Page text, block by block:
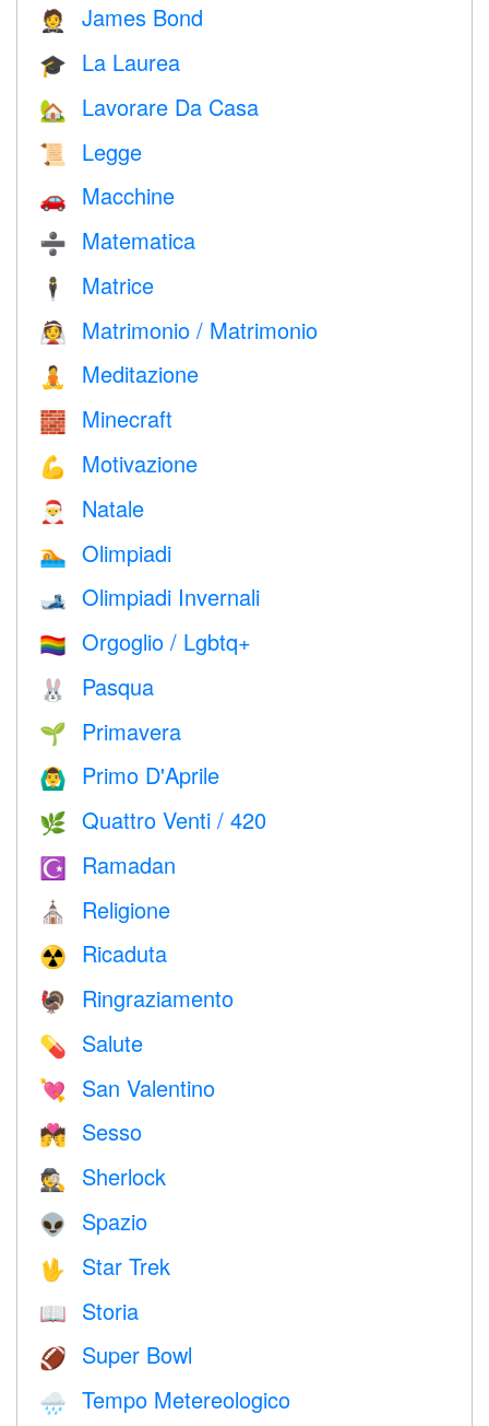
🤵 James Bond
🎓 La Laurea
🏡 Lavorare Da Casa
📜 Legge
🚗 Macchine
➗ Matematica
🕴️ Matrice
👰 Matrimonio / Matrimonio
🧘 Meditazione
🧱 Minecraft
💪 Motivazione
🎅 Natale
🏊 Olimpiadi
🎿 Olimpiadi Invernali
🏳️‍🌈 Orgoglio / Lgbtq+
🐰 Pasqua
🌱 Primavera
🙆‍♂️ Primo D'Aprile
🌿 Quattro Venti / 420
☪️ Ramadan
⛪️ Religione
☢️ Ricaduta
🦃 Ringraziamento
💊 Salute
💘 San Valentino
💏 Sesso
🕵️ Sherlock
👽 Spazio
🖖 Star Trek
📖 Storia
🏈 Super Bowl
🌧 Tempo Metereologico